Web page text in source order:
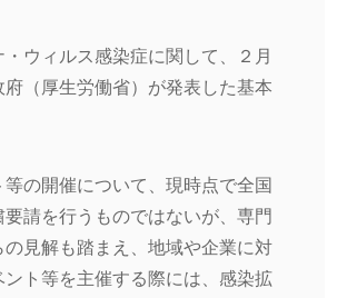
・ウィルス感染症に関して、２月
府（厚生労働省）が発表した基本
の開催について、現時点で全国
要請を行うものではないが、専門
の見解も踏まえ、地域や企業に対
ント等を主催する際には、感染拡